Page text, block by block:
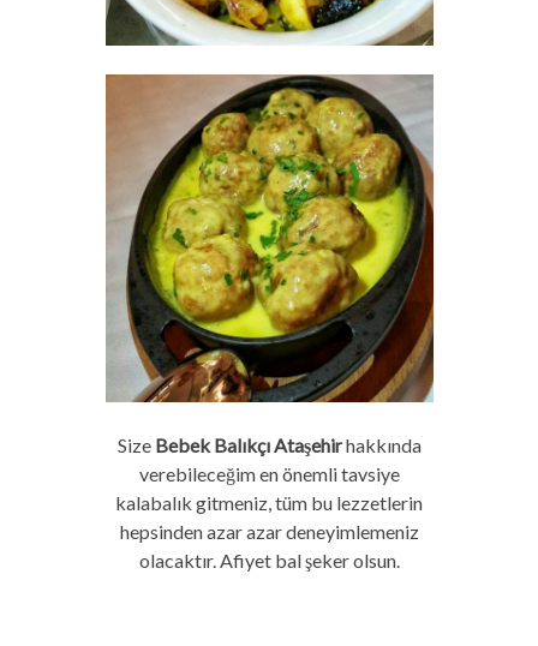
Size Bebek Balıkçı Ataşehirhakkında
verebileceğim en önemli tavsiye
kalabalık gitmeniz, tüm bu lezzetlerin
hepsinden azar azar deneyimlemeniz
olacaktır. Afiyet bal şeker olsun.